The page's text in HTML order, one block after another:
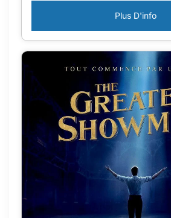
Plus D'info